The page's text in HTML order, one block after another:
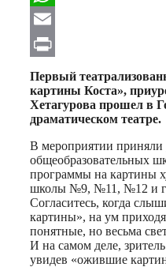
WhatsApp
Email
Print
Первый
картины Коста»,
Хетагурова прошел в
драматическом театре.
В мероприятии приняли
общеобразовательных
программы на картины
школы №9, №11, №12 и
Согласитесь, когда
картины», на ум
понятные, но весьма
И на самом деле,
увидев «ожившие